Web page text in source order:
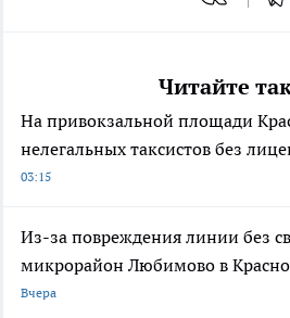
Читайте
На привокзальной площади
нелегальных таксистов без
03:15
Из-за повреждения линии без
микрорайон Любимово в
Вчера